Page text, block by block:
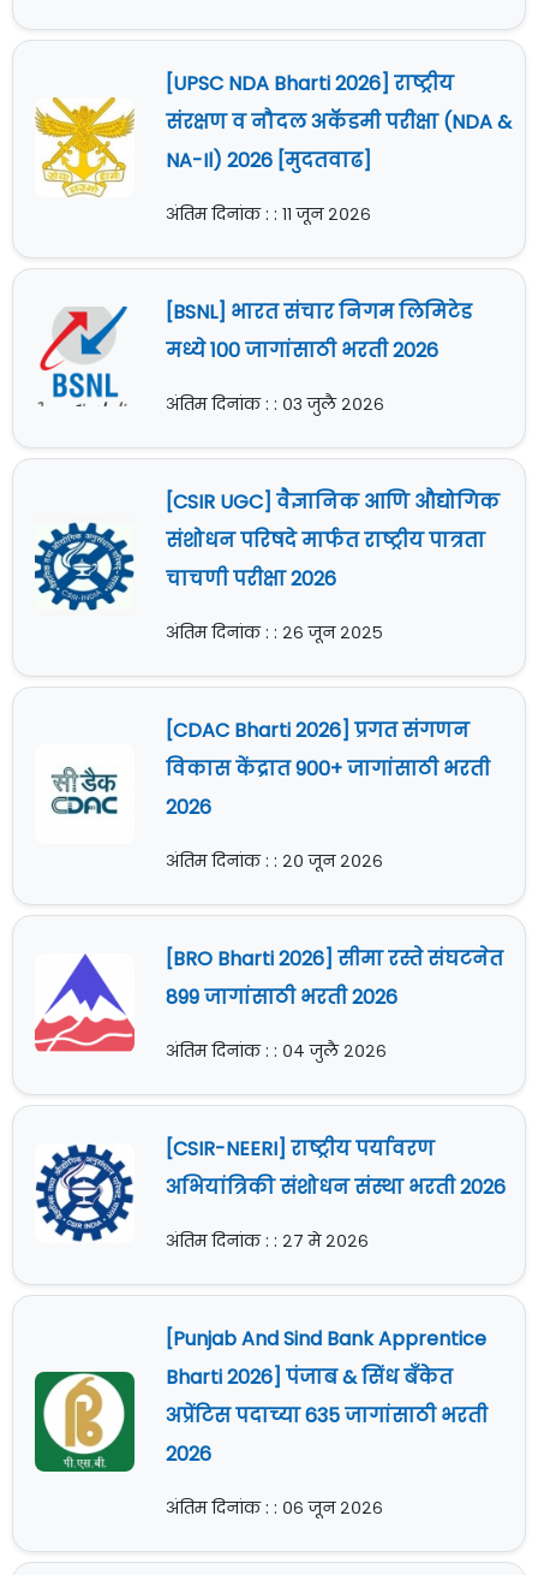
[UPSC NDA Bharti 2026] राष्ट्रीय
संरक्षण व नौदल अकॅडमी परीक्षा (NDA &
NA-Il) 2026 [मुदतवाढ]
अंतिम दिनांक : : ११ जून २०२६
[BSNL] भारत संचार निगम लिमिटेड
मध्ये 100 जागांसाठी भरती 2026
अंतिम दिनांक : : ०३ जुलै २०२६
[CSIR UGC] वैज्ञानिक आणि औद्योगिक
संशोधन परिषदे मार्फत राष्ट्रीय पात्रता
चाचणी परीक्षा 2026
अंतिम दिनांक : : २६ जून २०२५
[CDAC Bharti 2026] प्रगत संगणन
विकास केंद्रात 900+ जागांसाठी भरती
2026
अंतिम दिनांक : : २० जून २०२६
[BRO Bharti 2026] सीमा रस्ते संघटनेत
899 जागांसाठी भरती 2026
अंतिम दिनांक : : ०४ जुलै २०२६
[CSIR-NEERI] राष्ट्रीय पर्यावरण
अभियांत्रिकी संशोधन संस्था भरती 2026
अंतिम दिनांक : : २७ मे २०२६
[Punjab And Sind Bank Apprentice
Bharti 2026] पंजाब & सिंध बँकेत
अप्रेंटिस पदाच्या 635 जागांसाठी भरती
2026
अंतिम दिनांक : : ०६ जून २०२६